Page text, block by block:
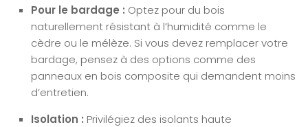
Pour le bardage : Optez pour du bois
naturellement résistant à l’humidité comme le
cèdre ou le mélèze. Si vous devez remplacer votre
bardage, pensez à des options comme des
panneaux en bois composite qui demandent moins
d’entretien.
Isolation : Privilégiez des isolants haute